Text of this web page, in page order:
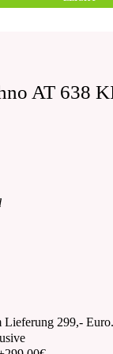
AT 638
Lieferung 299,- Euro.